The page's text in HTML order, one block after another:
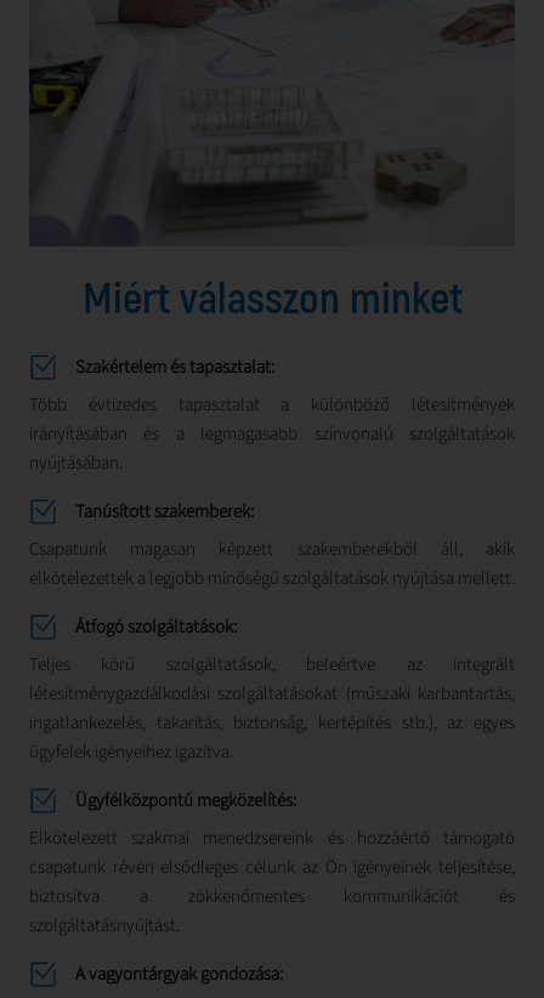
Miért válasszon minket
Szakértelem és tapasztalat:
Több évtizedes tapasztalat a különböző létesítmények
irányításában és a legmagasabb színvonalú szolgáltatások
nyújtásában.
Tanúsított szakemberek:
Csapatunk magasan képzett szakemberekből áll, akik
elkötelezettek a legjobb minőségű szolgáltatások nyújtása mellett.
Átfogó szolgáltatások:
Teljes körű szolgáltatások, beleértve az integrált
létesítménygazdálkodási szolgáltatásokat (műszaki karbantartás,
ingatlankezelés, takarítás, biztonság, kertépítés stb.), az egyes
ügyfelek igényeihez igazítva.
Ügyfélközpontú megközelítés:
Elkötelezett szakmai menedzsereink és hozzáértő támogató
csapatunk révén elsődleges célunk az Ön igényeinek teljesítése,
biztosítva a zökkenőmentes kommunikációt és
szolgáltatásnyújtást.
A vagyontárgyak gondozása: